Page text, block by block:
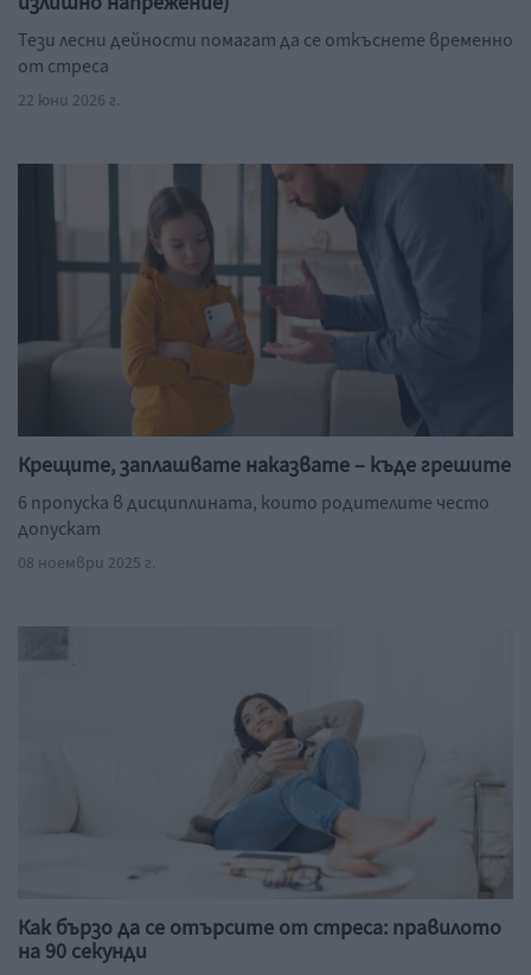
Тези лесни дейности помагат да се откъснете временно
от стреса
22 юни 2026 г.
Крещите, заплашвате наказвате – къде грешите
6 пропуска в дисциплината, които родителите често
допускат
08 ноември 2025 г.
Как бързо да се отърсите от стреса: правилото
на 90 секунди